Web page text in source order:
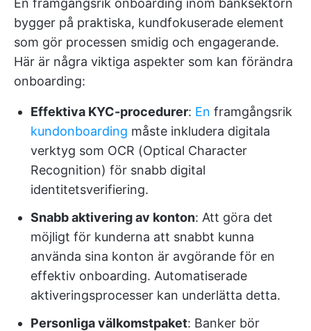
En framgångsrik onboarding inom banksektorn
bygger på praktiska, kundfokuserade element
som gör processen smidig och engagerande.
Här är några viktiga aspekter som kan förändra
onboarding:
Effektiva KYC-procedurer: En framgångsrik
kundonboarding måste inkludera digitala
verktyg som OCR (Optical Character
Recognition) för snabb digital
identitetsverifiering.
Snabb aktivering av konton: Att göra det
möjligt för kunderna att snabbt kunna
använda sina konton är avgörande för en
effektiv onboarding. Automatiserade
aktiveringsprocesser kan underlätta detta.
Personliga välkomstpaket: Banker bör